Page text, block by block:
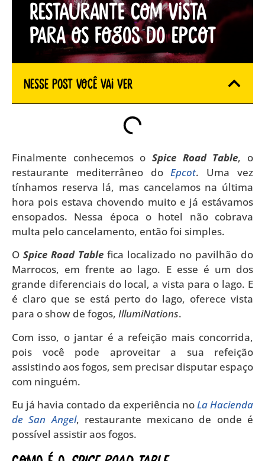
Restaurante com vista
para os fogos do Epcot
Nesse Post você vai ver
Finalmente conhecemos o Spice Road Table, o
restaurante mediterrâneo doEpcot. Uma vez
tínhamos reserva lá, mas cancelamos na última
hora pois estava chovendo muito e já estávamos
ensopados. Nessa época o hotel não cobrava
multa pelo cancelamento, então foi simples.
O Spice Road Table fica localizado no pavilhão do
Marrocos, em frente ao lago. E esse é um dos
grande diferenciais do local, a vista para o lago. E
é claro que se está perto do lago, oferece vista
para o show de fogos, IllumiNations.
Com isso, o jantar é a refeição mais concorrida,
pois você pode aproveitar a sua refeição
assistindo aos fogos, sem precisar disputar espaço
com ninguém.
Eu já havia contado da experiência noLa Hacienda
de San Angel, restaurante mexicano de onde é
possível assistir aos fogos.